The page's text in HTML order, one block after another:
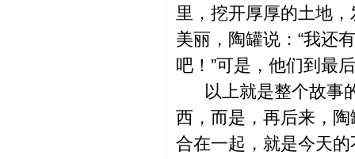
里，挖开厚厚的土地
美丽，陶罐说：“我还
吧！”可是，他们到最
以上就是整个故事
西，而是，再后来，
合在一起，就是今天